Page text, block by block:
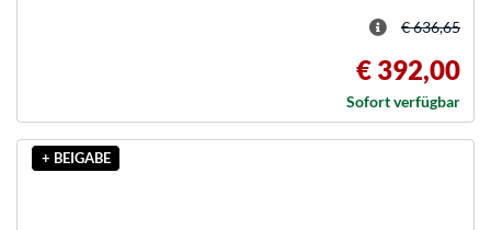
€ 636,65
€ 392,00
Sofort verfügbar
+ BEIGABE